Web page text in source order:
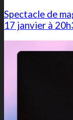
Spectacle de
17 janvier à